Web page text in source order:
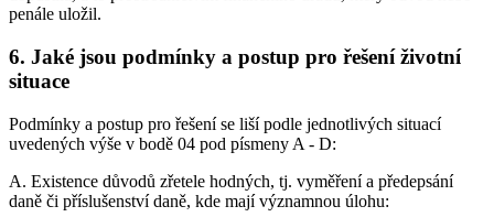
penále uložil.
6. Jaké jsou podmínky a postup pro řešení životní
situace
Podmínky a postup pro řešení se liší podle jednotlivých situací
uvedených výše v bodě 04 pod písmeny A - D:
A. Existence důvodů zřetele hodných, tj. vyměření a předepsání
daně či příslušenství daně, kde mají významnou úlohu: